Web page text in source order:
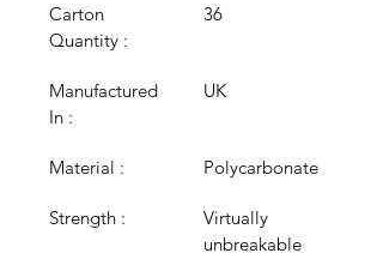
Carton
Quantity :
36
Manufactured
In :
UK
Material : Polycarbonate
Strength :
Virtually
unbreakable